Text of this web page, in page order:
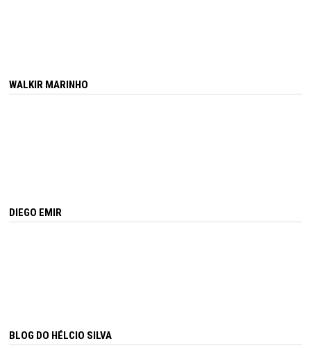
WALKIR MARINHO
DIEGO EMIR
BLOG DO HÉLCIO SILVA